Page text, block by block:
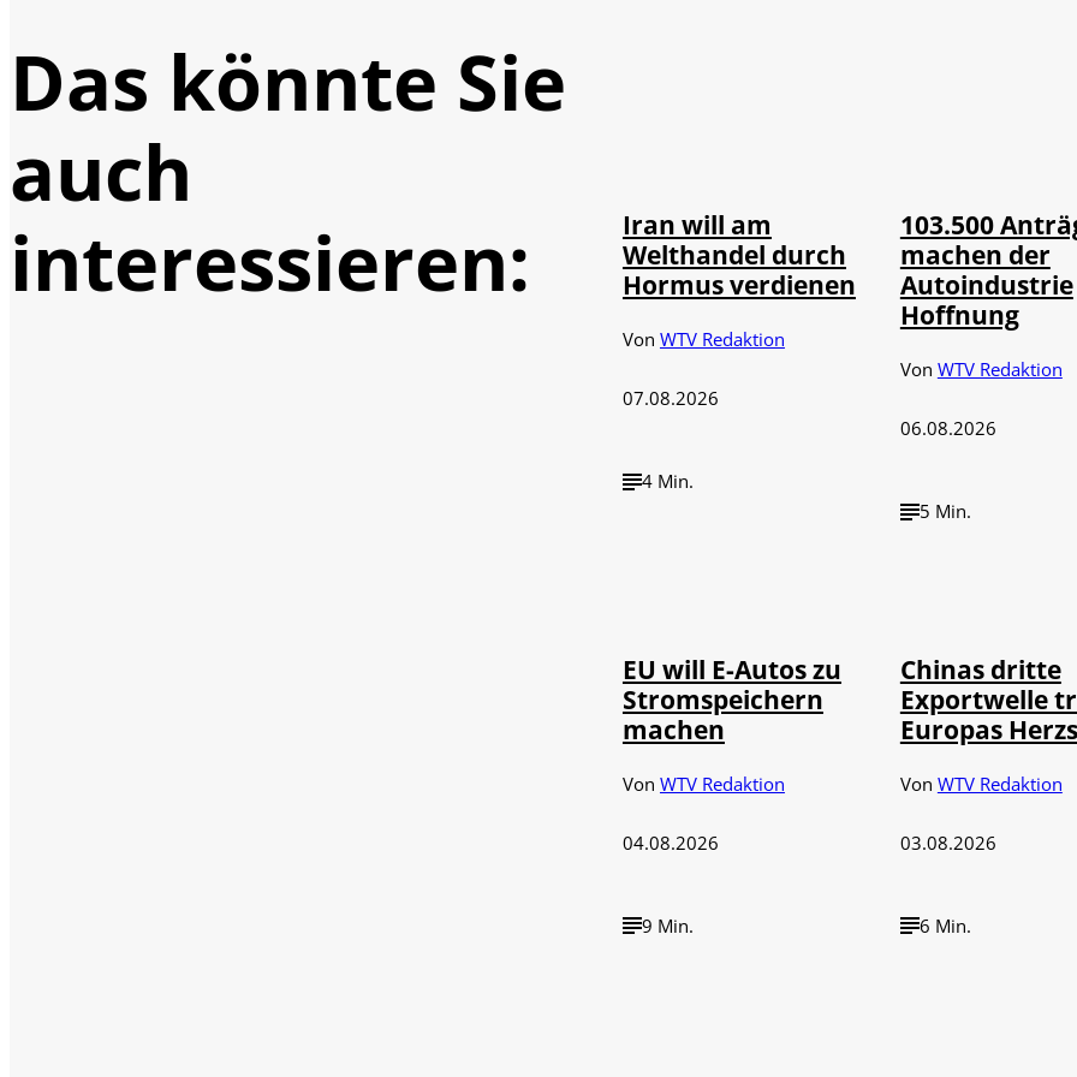
Das könnte Sie
auch
interessieren:
Iran will am
Welthandel durch
Hormus verdienen
Von WTV Redaktion
07.08.2026
4 Min.
103.500
machen der
Autoindustrie
Hoffnung
Von WTV Redaktion
06.08.2026
5 Min.
EU will E-Autos zu
Stromspeichern
machen
Von WTV Redaktion
04.08.2026
9 Min.
Chinas dritte
Exportwelle
Europas
Von WTV Redaktion
03.08.2026
6 Min.